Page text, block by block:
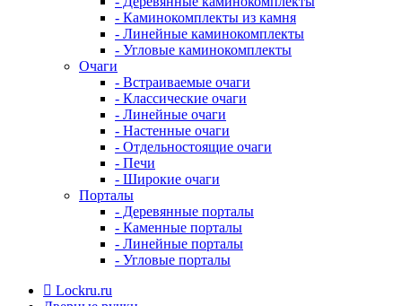
- Каминокомплекты из камня
- Линейные каминокомплекты
- Угловые каминокомплекты
Очаги
- Встраиваемые очаги
- Классические очаги
- Линейные очаги
- Настенные очаги
- Отдельностоящие очаги
- Печи
- Широкие очаги
Порталы
- Деревянные порталы
- Каменные порталы
- Линейные порталы
- Угловые порталы
Lockru.ru